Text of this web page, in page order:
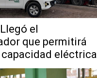
Llegó el
que permitirá
eléctrica